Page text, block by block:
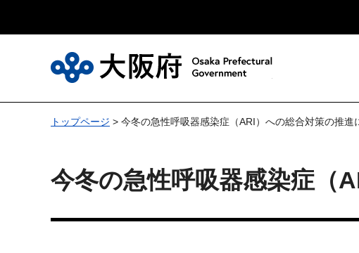
トップページ > 今冬の急性呼吸器感染症（ARI）への総合対策の推進
今冬の急性呼吸器感染症（